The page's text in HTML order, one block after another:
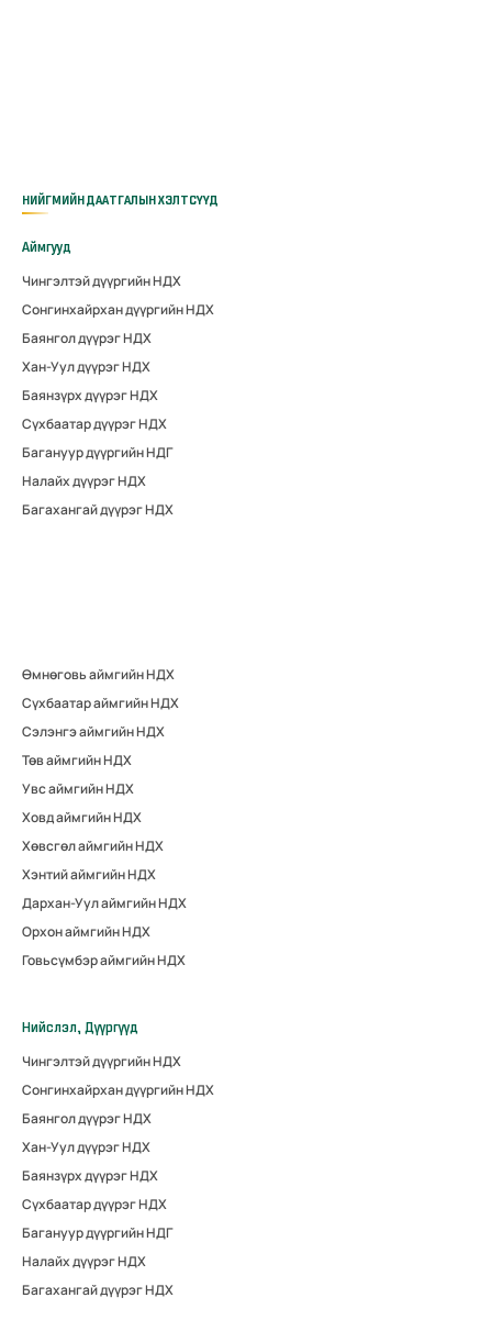
НИЙГМИЙН ДААТГАЛЫН ХЭЛТСҮҮД
Аймгууд
Чингэлтэй дүүргийн НДХ
Сонгинхайрхан дүүргийн НДХ
Баянгол дүүрэг НДХ
Хан-Уул дүүрэг НДХ
Баянзүрх дүүрэг НДХ
Сүхбаатар дүүрэг НДХ
Багануур дүүргийн НДГ
Налайх дүүрэг НДХ
Багахангай дүүрэг НДХ
Өмнөговь аймгийн НДХ
Сүхбаатар аймгийн НДХ
Сэлэнгэ аймгийн НДХ
Төв аймгийн НДХ
Увс аймгийн НДХ
Ховд аймгийн НДХ
Хөвсгөл аймгийн НДХ
Хэнтий аймгийн НДХ
Дархан-Уул аймгийн НДХ
Орхон аймгийн НДХ
Говьсүмбэр аймгийн НДХ
Нийслэл, Дүүргүүд
Чингэлтэй дүүргийн НДХ
Сонгинхайрхан дүүргийн НДХ
Баянгол дүүрэг НДХ
Хан-Уул дүүрэг НДХ
Баянзүрх дүүрэг НДХ
Сүхбаатар дүүрэг НДХ
Багануур дүүргийн НДГ
Налайх дүүрэг НДХ
Багахангай дүүрэг НДХ